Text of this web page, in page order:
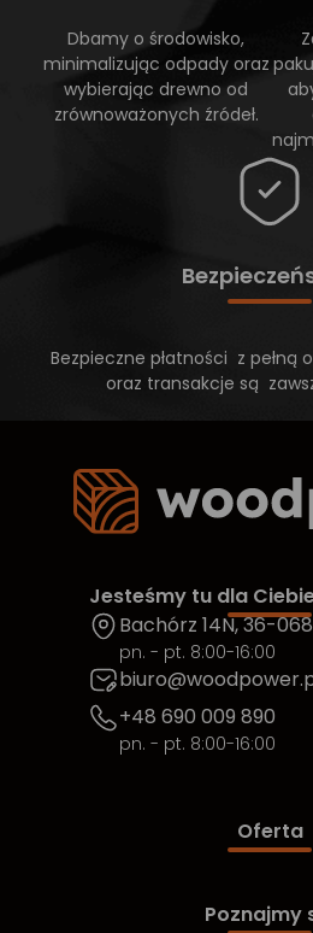
Dbamy o środowisko,
minimalizując odpady oraz
wybierając drewno od
zrównoważonych źródeł.
Bezpieczne płatności z pełną
oraz transakcje są
Jesteśmy tu dla
Bachórz 14N, 36-
pn. - pt. 8:00-16:00
+48 690 009 890
pn. - pt. 8:00-16:00
Oferta
Poznajmy